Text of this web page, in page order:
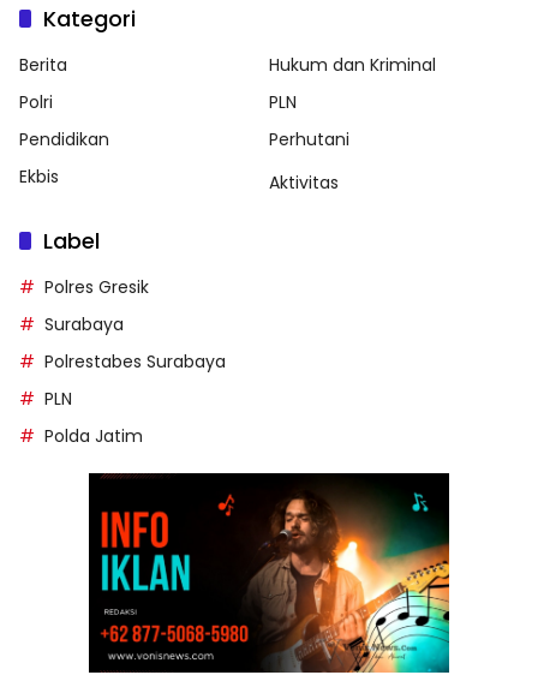
Kategori
Berita
Hukum dan Kriminal
Polri
PLN
Pendidikan
Perhutani
Ekbis
Aktivitas
Label
Polres Gresik
Surabaya
Polrestabes Surabaya
PLN
Polda Jatim